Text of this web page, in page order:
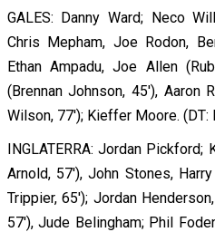
GALES: Danny Ward; Neco
Chris Mepham, Joe Rodon,
Ethan Ampadu, Joe Allen
(Brennan Johnson, 45′), Aaron
Wilson, 77′); Kieffer Moore. (DT:
INGLATERRA: Jordan Pickford;
Arnold, 57′), John Stones,
Trippier, 65′); Jordan
57′), Jude Belingham; Phil